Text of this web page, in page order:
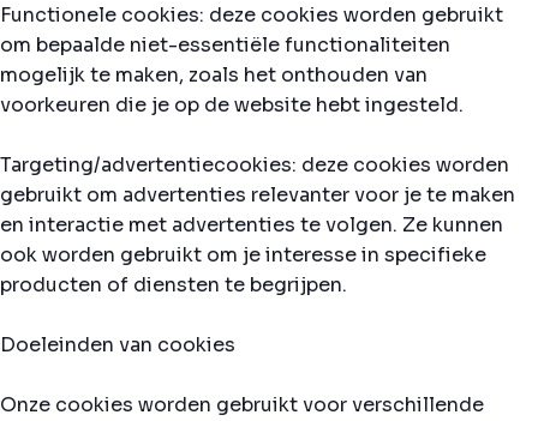
Functionele cookies: deze cookies worden gebruikt
om bepaalde niet-essentiële functionaliteiten
mogelijk te maken, zoals het onthouden van
voorkeuren die je op de website hebt ingesteld.
Targeting/advertentiecookies: deze cookies worden
gebruikt om advertenties relevanter voor je te maken
en interactie met advertenties te volgen. Ze kunnen
ook worden gebruikt om je interesse in specifieke
producten of diensten te begrijpen.
Doeleinden van cookies
Onze cookies worden gebruikt voor verschillende